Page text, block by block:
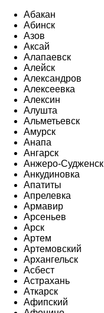
Абакан
Абинск
Азов
Аксай
Алапаевск
Алейск
Александров
Алексеевка
Алексин
Алушта
Альметьевск
Амурск
Анапа
Ангарск
Анжеро-Судженск
Анкудиновка
Апатиты
Апрелевка
Армавир
Арсеньев
Арск
Артем
Артемовский
Архангельск
Асбест
Астрахань
Аткарск
Афипский